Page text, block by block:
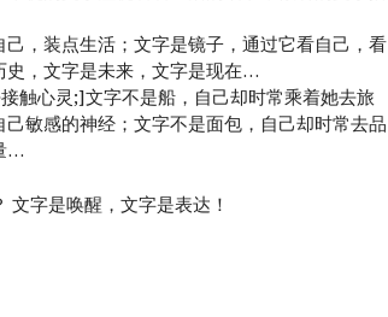
，装点生活；文字是镜子，通过它看自己，看
史，文字是未来，文字是现在…
触心灵;]文字不是船，自己却时常乘着她去旅
敏感的神经；文字不是面包，自己却时常去品
…
字是唤醒，文字是表达！